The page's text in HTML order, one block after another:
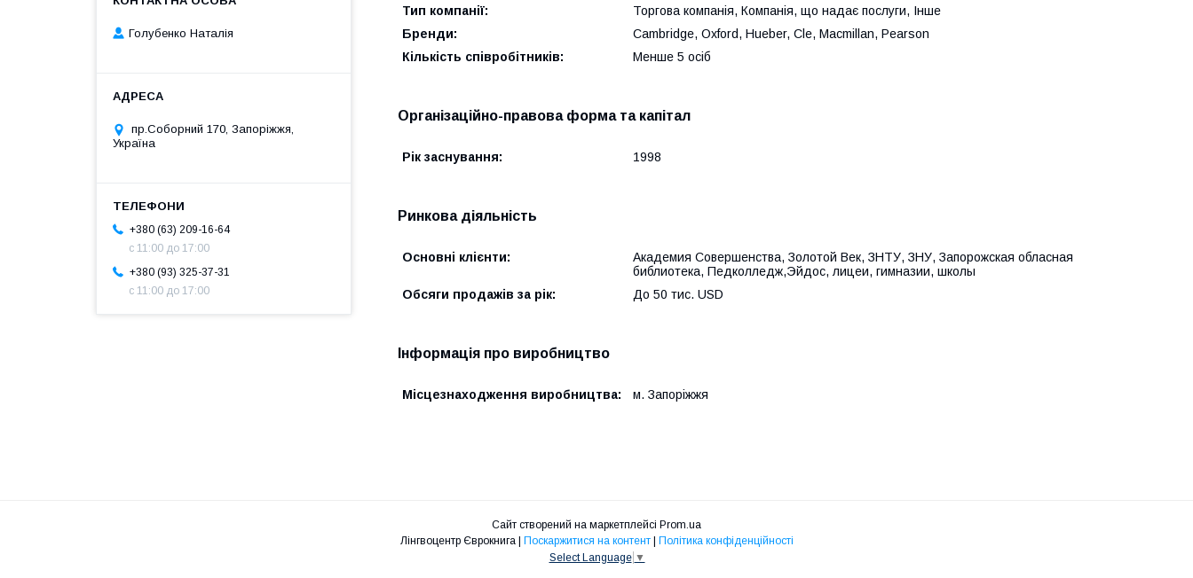
Тип компанії:
Торгова компанія, Компанія, що надає послуги, Інше
Бренди:
Cambridge, Oxford, Hueber, Cle, Macmillan, Pearson
Кількість співробітників:
Менше 5 осіб
Організаційно-правова форма та капітал
Рік заснування: 1998
Ринкова діяльність
Основні клієнти:
Академия Совершенства, Золотой Век, ЗНТУ, ЗНУ, Запорожская обласная
библиотека, Педколледж,Эйдос, лицеи, гимназии, школы
Обсяги продажів за рік:
До 50 тис. USD
Інформація про виробництво
Місцезнаходження виробництва: м. Запоріжжя
Голубенко Наталія
пр.Соборний 170, Запоріжжя,
Україна
+380 (63) 209-16-64
с 11:00 до 17:00
+380 (93) 325-37-31
с 11:00 до 17:00
Сайт створений на маркетплейсі Prom.ua
Поскаржитися на контент
Політика конфіденційності
Select Language ▼